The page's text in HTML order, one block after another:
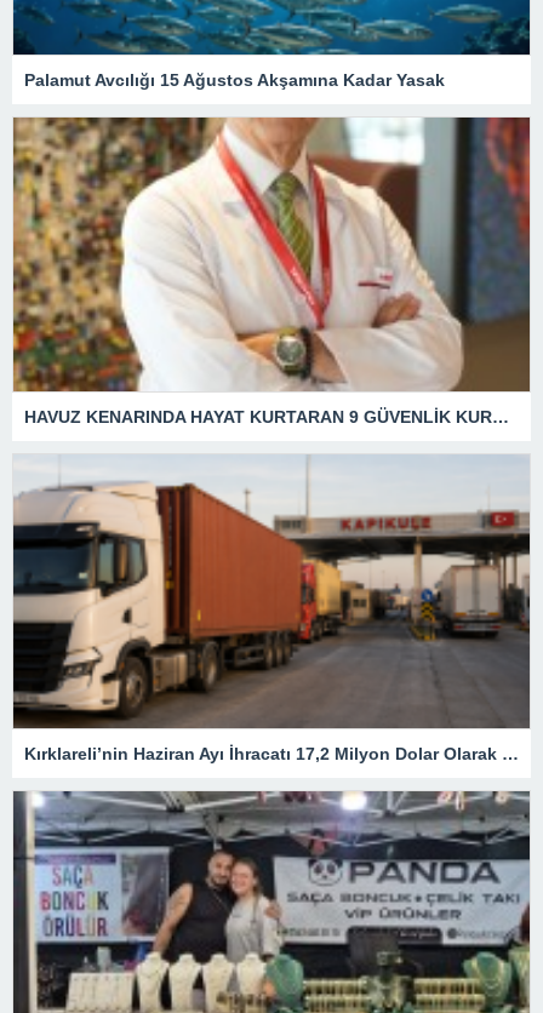
Palamut Avcılığı 15 Ağustos Akşamına Kadar Yasak
HAVUZ KENARINDA HAYAT KURTARAN 9 GÜVENLİK KURALI
Kırklareli’nin Haziran Ayı İhracatı 17,2 Milyon Dolar Olarak Gerçekleşti